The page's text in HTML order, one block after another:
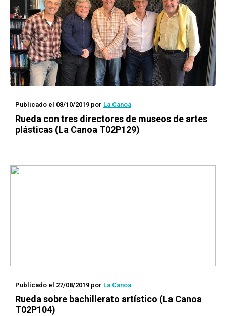
Publicado el 08/10/2019 por La Canoa
Rueda con tres directores de museos de artes
plásticas (La Canoa T02P129)
Publicado el 27/08/2019 por La Canoa
Rueda sobre bachillerato artístico (La Canoa
T02P104)